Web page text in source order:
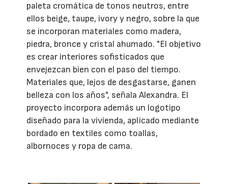
paleta cromática de tonos neutros, entre
ellos beige, taupe, ivory y negro, sobre la que
se incorporan materiales como madera,
piedra, bronce y cristal ahumado. "El objetivo
es crear interiores sofisticados que
envejezcan bien con el paso del tiempo.
Materiales que, lejos de desgastarse, ganen
belleza con los años", señala Alexandra. El
proyecto incorpora además un logotipo
diseñado para la vivienda, aplicado mediante
bordado en textiles como toallas,
albornoces y ropa de cama.